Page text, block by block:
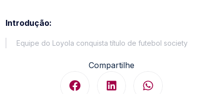
Introdução:
Equipe do Loyola conquista título de futebol society
Compartilhe